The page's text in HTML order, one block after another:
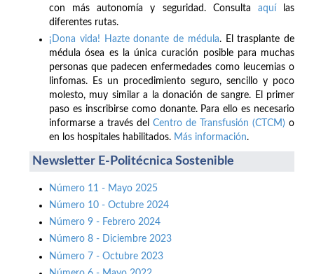
con más autonomía y seguridad. Consulta aquílas
diferentes rutas.
¡Dona vida! Hazte donante de médula. El trasplante de
médula ósea es la única curación posible para muchas
personas que padecen enfermedades como leucemias o
linfomas. Es un procedimiento seguro, sencillo y poco
molesto, muy similar a la donación de sangre. El primer
paso es inscribirse como donante. Para ello es necesario
informarse a través del Centro de Transfusión (CTCM) o
en los hospitales habilitados. Más información.
Newsletter E-Politécnica Sostenible
Número 11 - Mayo 2025
Número 10 - Octubre 2024
Número 9 - Febrero 2024
Número 8 - Diciembre 2023
Número 7 - Octubre 2023